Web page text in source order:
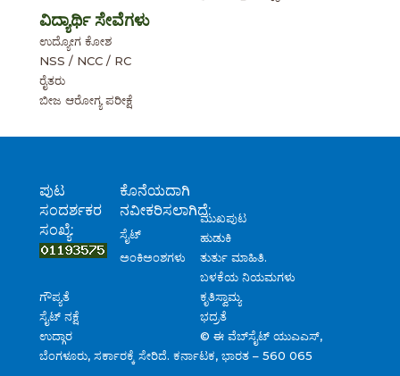
ವಿದ್ಯಾರ್ಥಿ ಸೇವೆಗಳು
ಉದ್ಯೋಗ ಕೋಶ
NSS / NCC / RC
ರೈತರು
ಬೀಜ ಆರೋಗ್ಯ ಪರೀಕ್ಷೆ
ಪುಟ
ಸಂದರ್ಶಕರ
ಸಂಖ್ಯೆ:
ಕೊನೆಯದಾಗಿ
ನವೀಕರಿಸಲಾಗಿದೆ:
ಸೈಟ್
ಅಂಕಿಅಂಶಗಳು
ಮುಖಪುಟ
ಹುಡುಕಿ
ತುರ್ತು ಮಾಹಿತಿ.
ಬಳಕೆಯ ನಿಯಮಗಳು
ಗೌಪ್ಯತೆ
ಕೃತಿಸ್ವಾಮ್ಯ
ಸೈಟ್ ನಕ್ಷೆ
ಭದ್ರತೆ
ಉದ್ಗಾರ
© ಈ ವೆಬ್‌ಸೈಟ್ ಯುಎಎಸ್,
ಬೆಂಗಳೂರು, ಸರ್ಕಾರಕ್ಕೆ ಸೇರಿದೆ. ಕರ್ನಾಟಕ, ಭಾರತ – 560 065